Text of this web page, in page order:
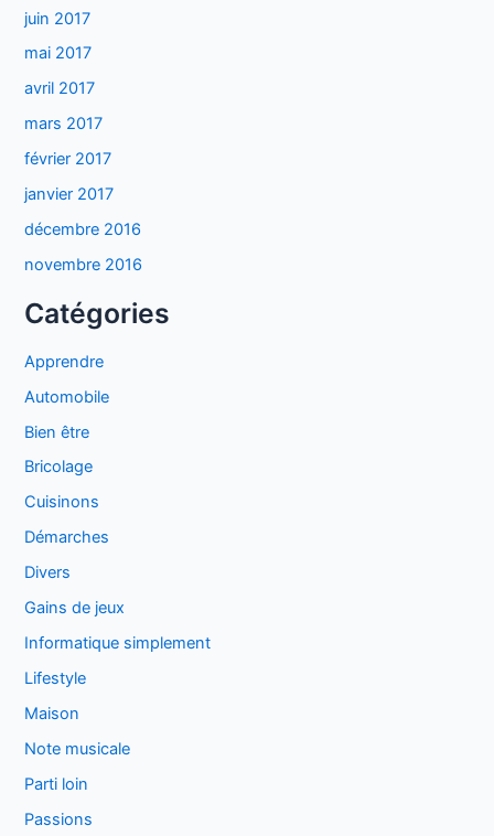
juin 2017
mai 2017
avril 2017
mars 2017
février 2017
janvier 2017
décembre 2016
novembre 2016
Catégories
Apprendre
Automobile
Bien être
Bricolage
Cuisinons
Démarches
Divers
Gains de jeux
Informatique simplement
Lifestyle
Maison
Note musicale
Parti loin
Passions